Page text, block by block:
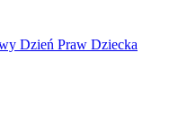
Dzień Praw Dziecka